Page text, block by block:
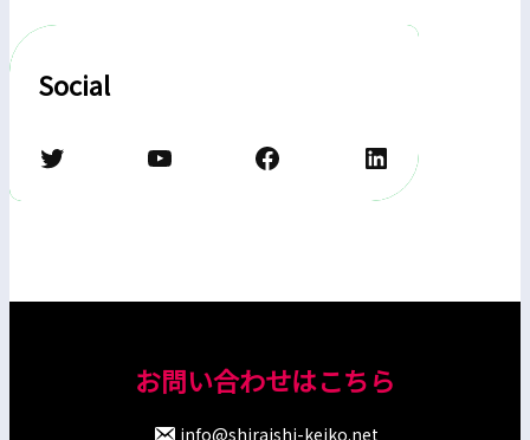
Social
Twitter YouTube Facebook LinkedIn
お問い合わせはこちら
info@shiraishi-keiko.net